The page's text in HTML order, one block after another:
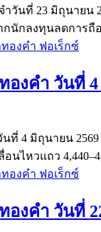
ำวันที่ 23 มิถุนาย
กนักลงทุนลดการ
องคำ ฟอเร็กซ์
องคำ วันที่
ที่ 4 มิถุนายน
อนไหวแถว
องคำ ฟอเร็กซ์
องคำ วันที่